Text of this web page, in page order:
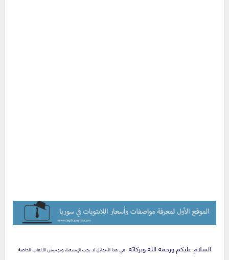
السلام عليكم ورحمة الله وبركاته في هذا المقابل لا يجب الإستغناء وتهميش الألعاب الخاصة